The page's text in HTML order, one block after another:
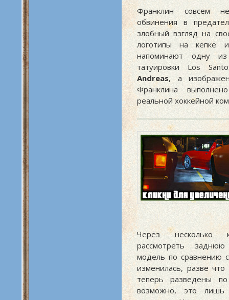
Франклин совсем
обвинения в
злобный взгляд на
логотипы на кепке
напоминают одну из
татуировки Los
Andreas, а
Франклина
реальной хоккейной
Через несколько
рассмотреть
модель по сравнению
изменилась, разве
теперь разведены
возможно, это